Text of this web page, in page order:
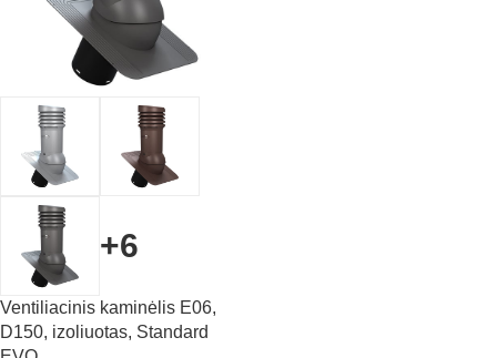
+6
Ventiliacinis kaminėlis E06,
D150, izoliuotas, Standard